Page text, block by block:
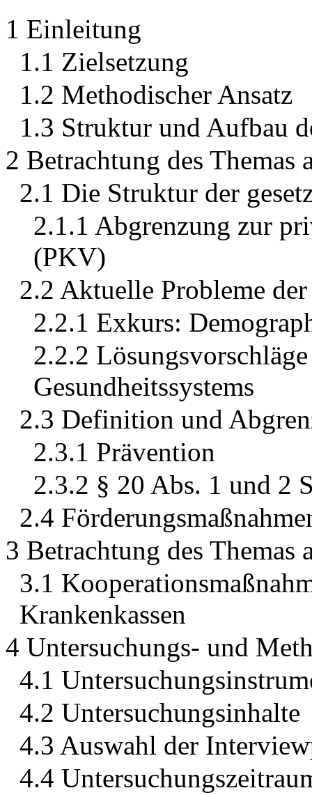
1 Einleitung
1.1 Zielsetzung
1.2 Methodischer Ansatz
1.3 Struktur und Aufbau
2 Betrachtung des Themas
2.1 Die Struktur der
2.1.1 Abgrenzung zur
(PKV)
2.2 Aktuelle Probleme
2.2.1 Exkurs:
2.2.2
Gesundheitssystems
2.3 Definition und
2.3.1 Prävention
2.3.2 § 20 Abs. 1 und 2
2.4
3 Betrachtung des Themas
3.1
Krankenkassen
4 Untersuchungs- und
4.1
4.2 Untersuchungsinhalte
4.3 Auswahl der
4.4